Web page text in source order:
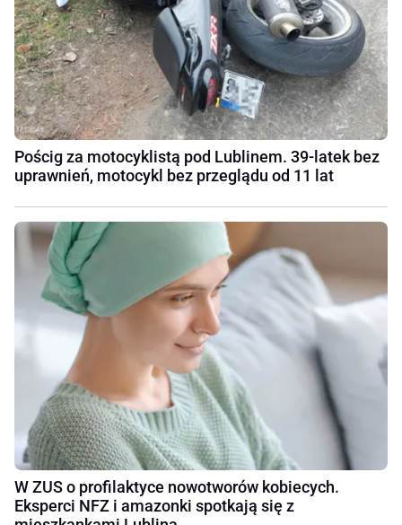
Pościg za motocyklistą pod Lublinem. 39-latek bez
uprawnień, motocykl bez przeglądu od 11 lat
W ZUS o profilaktyce nowotworów kobiecych.
Eksperci NFZ i amazonki spotkają się z